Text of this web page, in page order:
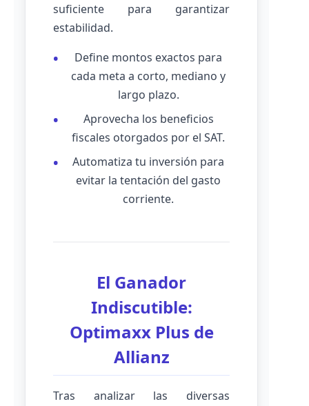
suficiente para garantizar
estabilidad.
Define montos exactos para
cada meta a corto, mediano y
largo plazo.
Aprovecha los beneficios
fiscales otorgados por el SAT.
Automatiza tu inversión para
evitar la tentación del gasto
corriente.
El Ganador
Indiscutible:
Optimaxx Plus de
Allianz
Tras analizar las diversas